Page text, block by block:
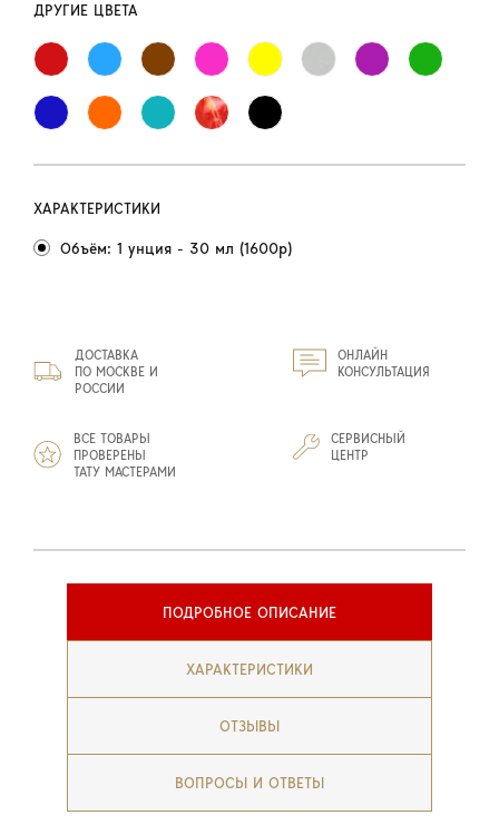
ДРУГИЕ ЦВЕТА
ХАРАКТЕРИСТИКИ
Объём: 1 унция - 30 мл (1600р)
ДОСТАВКА
ПО МОСКВЕ И
РОССИИ
ОНЛАЙН
КОНСУЛЬТАЦИЯ
ВСЕ ТОВАРЫ
ПРОВЕРЕНЫ
ТАТУ МАСТЕРАМИ
СЕРВИСНЫЙ
ЦЕНТР
ПОДРОБНОЕ ОПИСАНИЕ
ХАРАКТЕРИСТИКИ
ОТЗЫВЫ
ВОПРОСЫ И ОТВЕТЫ